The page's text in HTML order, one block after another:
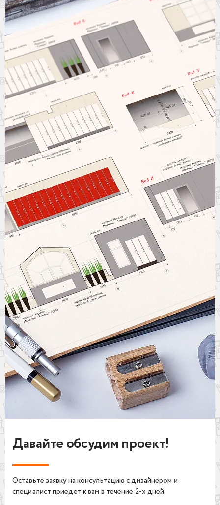
Давайте обсудим проект!
Оставьте заявку на консультацию с дизайнером и
специалист приедет к вам в течение 2-х дней